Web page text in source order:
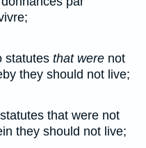
statutes that were not
they should not live;
that were not
they should not live;